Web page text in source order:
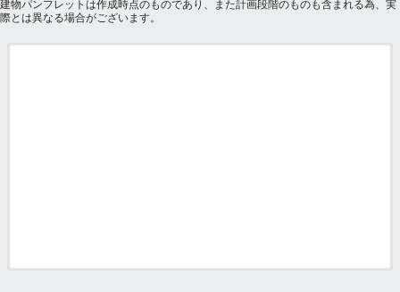
建物パンフレットは作成時点のものであり、また計画段階のものも含まれる為、実
際とは異なる場合がございます。